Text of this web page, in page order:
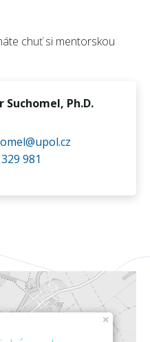
chuť si mentorskou
Suchomel, Ph.D.
981
×